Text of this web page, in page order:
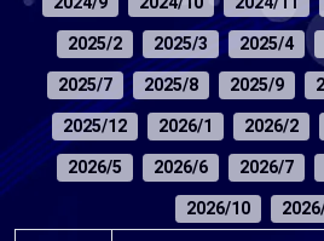
2025/2
2025/3 2025/4
2025/7
2025/8 2025/9
2025/12
2026/1 2026/2
2026/5
2026/6 2026/7
2026/10